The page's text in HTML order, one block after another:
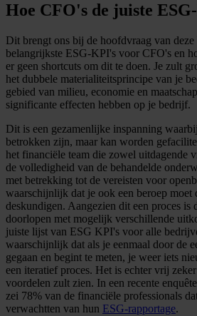
Hoe CFO's de juiste
Dit brengt ons bij de hoofdvraag van
belangrijkste ESG-KPI's voor CFO's en
er geen shortcuts om dit te doen. Je zult
het dubbele materialiteitsprincipe van je
gebied van milieu, economie en
significante effecten hebben op je bedrijf.
Dit is een gezamenlijke inspanning
betrokken zijn, maar kan worden
het financiële team die zowel uitdagende
de volledigheid van de behandelde
met betrekking tot de vereisten voor
waarschijnlijk dat je ook een beroep moet
deskundigen. Aangezien dit een proces is
doorlopen met mogelijk verschillende
juiste lijst van ESG KPI's voor alle
waarschijnlijk dat als je eenmaal door de
gegaan en begint te meten, je weer iets
een iteratief proces. Het is echter vrij
voordelen zult zien. In een recente
zei 78% van de financiële professionals
verwachtten van hun ESG-rapportage.